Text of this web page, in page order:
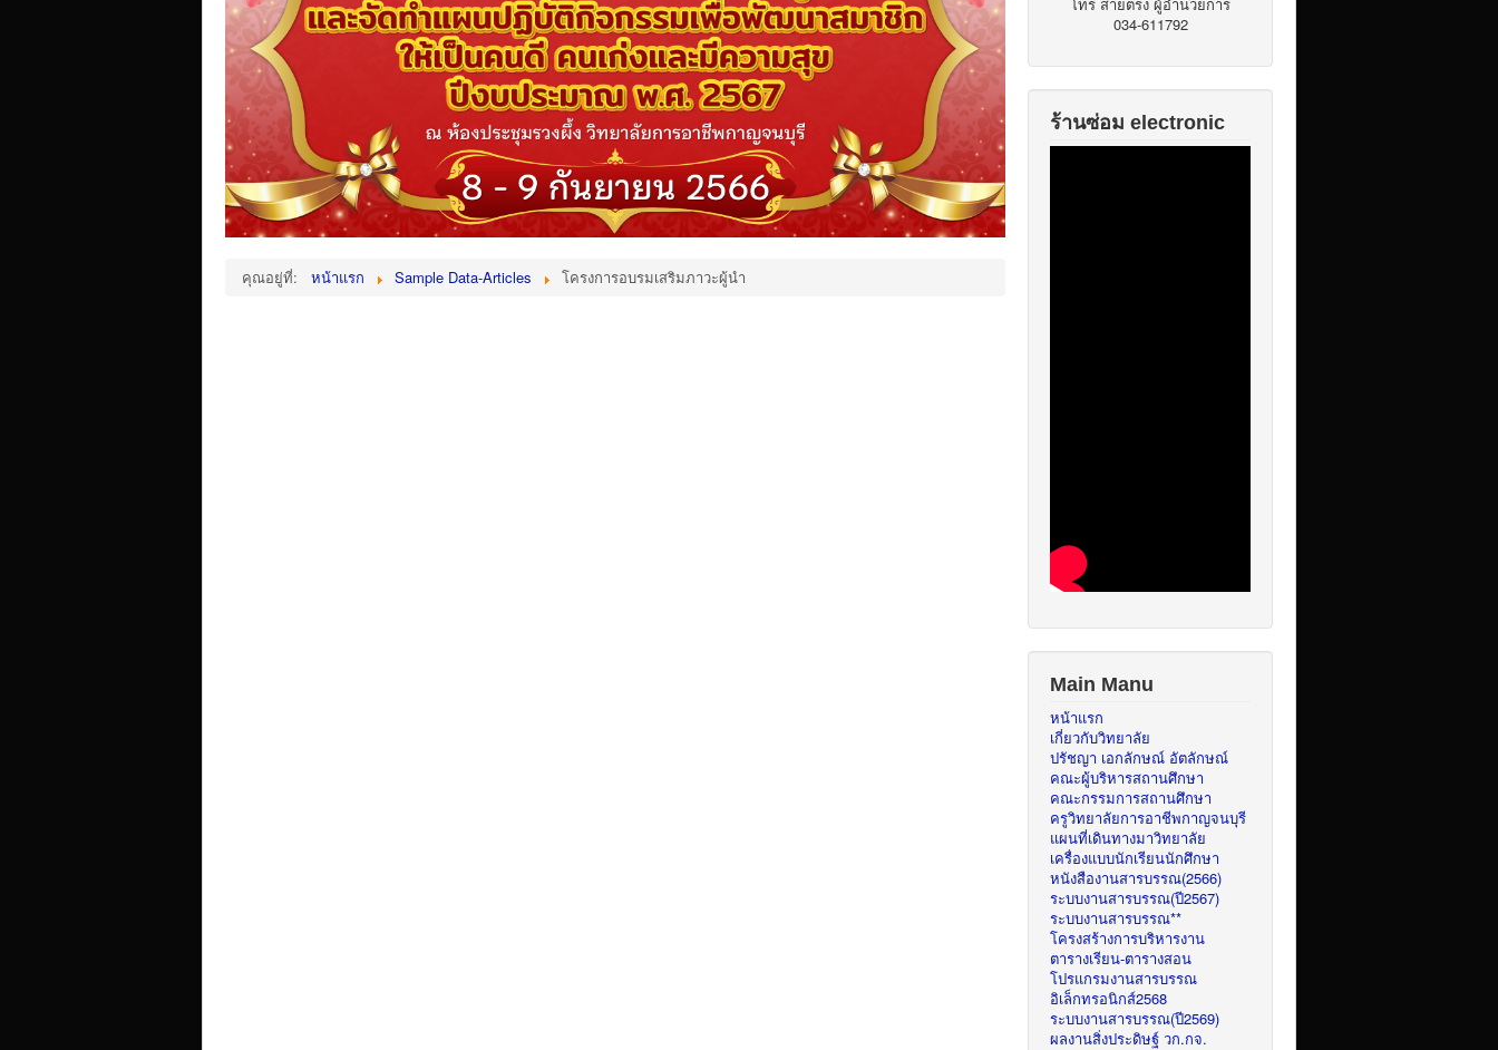
คุณอยู่ที่: หน้าแรก Sample Data-Articles โครงการอบรมเสริมภาวะผู้นำ
034-611792
ร้านซ่อม electronic
Main Manu
หน้าแรก
เกี่ยวกับวิทยาลัย
ปรัชญา เอกลักษณ์ อัตลักษณ์
คณะผู้บริหารสถานศึกษา
คณะกรรมการสถานศึกษา
ครูวิทยาลัยการอาชีพกาญจนบุรี
แผนที่เดินทางมาวิทยาลัย
เครื่องแบบนักเรียนนักศึกษา
หนังสืองานสารบรรณ(2566)
ระบบงานสารบรรณ(ปี2567)
ระบบงานสารบรรณ**
โครงสร้างการบริหารงาน
ตารางเรียน-ตารางสอน
โปรแกรมงานสารบรรณ
อิเล็กทรอนิกส์2568
ระบบงานสารบรรณ(ปี2569)
ผลงานสิ่งประดิษฐ์ วก.กจ.